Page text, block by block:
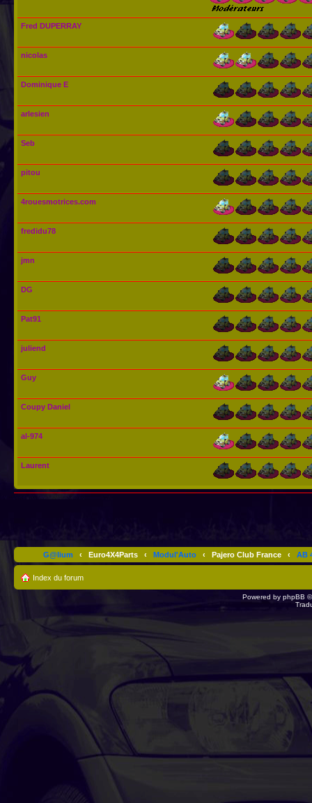
Fred DUPERRAY
nicolas
Dominique E
arlesien
Seb
pitou
4rouesmotrices.com
fredidu78
jmn
DG
Pat91
juliend
Guy
Coupy Daniel
al-974
Laurent
G@lium ‹ Euro4X4Parts ‹ Modul'Auto ‹ Pajero Club France ‹ AB
Index du forum
Powered by phpBB